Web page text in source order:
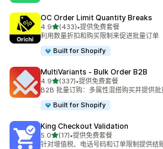
OC Order Limit Quantity Breaks
4.9星（满分 5 星）
(433)
总共 433 条评论
•提供免费套餐
利用数量折扣和购买限制来促进批量订单
Built for Shopify
MultiVariants ‑ Bulk Order B2B
4.9星（满分 5 星）
(337)
总共 337 条评论
•提供免费套餐
B2B 批量订购：多属性混搭购买并提供批
Built for Shopify
King Checkout Validation
5.0星（满分 5 星）
(17)
总共 17 条评论
•提供免费套餐
针对增值税、电话号码和订单限制提供结